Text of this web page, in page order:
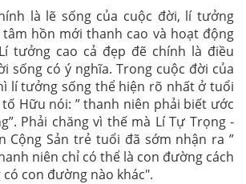
là lẽ sống của cuộc đời, lí tưởng
hồn mới thanh cao và hoạt động
tưởng cao cả đẹp đẽ chính là điều
sống có ý nghĩa. Trong cuộc đời của
lí tưởng sống thể hiện rõ nhất ở tuổi
Hữu nói: ” thanh niên phải biết ước
Phải chăng vì thế mà Lí Tự Trọng -
Cộng Sản trẻ tuổi đã sớm nhận ra ”
niên chỉ có thể là con đường cách
con đường nào khác".